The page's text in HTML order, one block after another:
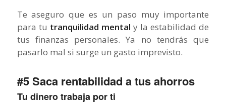
Te aseguro que es un paso muy importante
para tu tranquilidad mental y la estabilidad de
tus finanzas personales. Ya no tendrás que
pasarlo mal si surge un gasto imprevisto.
#5 Saca rentabilidad a tus ahorros
Tu dinero trabaja por ti